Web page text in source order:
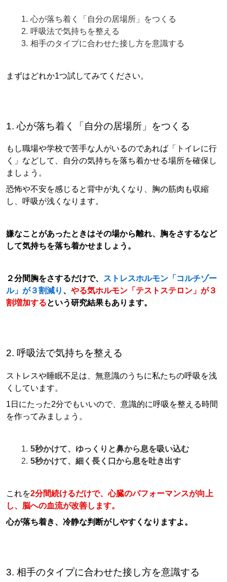
心が落ち着く「自分の居場所」をつくる
呼吸法で気持ちを整える
相手のタイプに合わせた接し方を意識する
まずはどれか1つ試してみてください。
1. 心が落ち着く「自分の居場所」をつくる
もし職場や学校で苦手な人がいるのであれば「トイレに行
く」などして、自分の気持ちを落ち着かせる場所を確保し
ましょう。
恐怖や不安を感じると背中が丸くなり、胸の筋肉も収縮
し、呼吸が浅くなります。
嫌なことがあったときはその場から離れ、胸をさするなど
して気持ちを落ち着かせましょう。
２分間胸をさするだけで、
ストレスホルモン「コルチゾー
ル」が３割減り 、 やる気ホルモン「テストステロン」が３
割増加するという研究結果もあります。
2. 呼吸法で気持ちを整える
ストレスや睡眠不足は、無意識のうちに私たちの呼吸を浅
くしています。
1日にたった2分でもいいので、意識的に呼吸を整える時間
を作ってみましょう。
5秒かけて、ゆっくりと鼻から息を吸い込む
5秒かけて、細く長く口から息を吐き出す
これを2分間続けるだけで、心臓のパフォーマンスが向上
し、脳への血流が改善します。
心が落ち着き、冷静な判断がしやすくなりますよ。
3. 相手のタイプに合わせた接し方を意識する